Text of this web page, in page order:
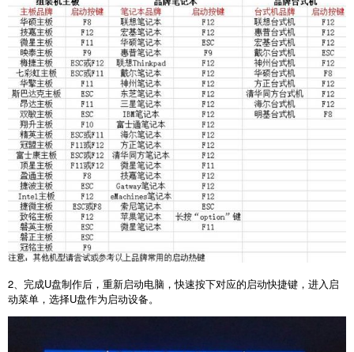
2、完成U盘制作后，重新启动电脑，快速按下对应的启动快捷键，进入启
动菜单，选择U盘作为启动设备。